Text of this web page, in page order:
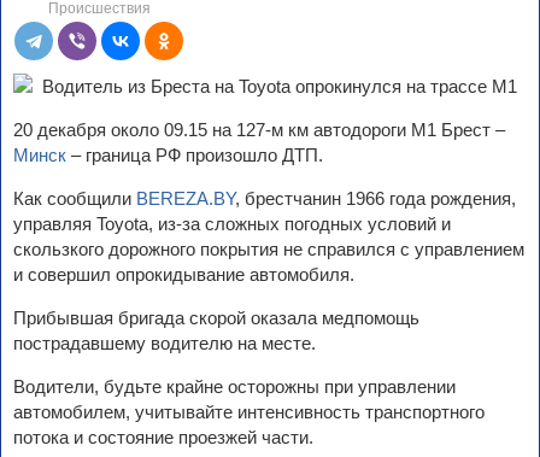
Происшествия
20 декабря около 09.15 на 127-м км автодороги М1 Брест –
Минск – граница РФ произошло ДТП.
Как сообщили BEREZA.BY, брестчанин 1966 года рождения,
управляя Toyota, из-за сложных погодных условий и
скользкого дорожного покрытия не справился с управлением
и совершил опрокидывание автомобиля.
Прибывшая бригада скорой оказала медпомощь
пострадавшему водителю на месте.
Водители, будьте крайне осторожны при управлении
автомобилем, учитывайте интенсивность транспортного
потока и состояние проезжей части.